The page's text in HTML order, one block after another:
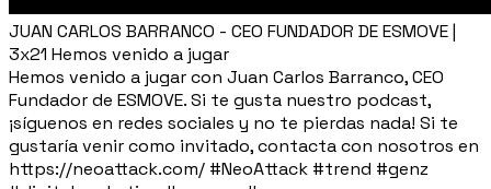
JUAN CARLOS BARRANCO - CEO FUNDADOR DE ESMOVE |
3x21 Hemos venido a jugar
Hemos venido a jugar con Juan Carlos Barranco, CEO
Fundador de ESMOVE. Si te gusta nuestro podcast,
¡síguenos en redes sociales y no te pierdas nada! Si te
gustaría venir como invitado, contacta con nosotros en
https://neoattack.com/ #NeoAttack #trend #genz